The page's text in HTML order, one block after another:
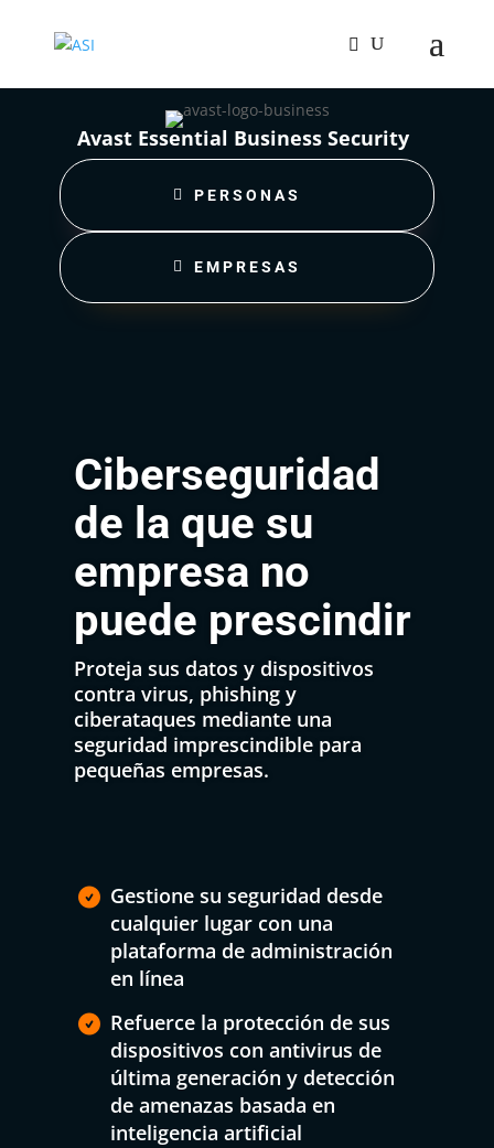
Avast Essential Business Security
PERSONAS
EMPRESAS
Ciberseguridad
de la que su
empresa no
puede prescindir
Proteja sus datos y dispositivos
contra virus, phishing y
ciberataques mediante una
seguridad imprescindible para
pequeñas empresas.
 Gestione su seguridad desde
cualquier lugar con una
plataforma de administración
en línea
 Refuerce la protección de sus
dispositivos con antivirus de
última generación y detección
de amenazas basada en
inteligencia artificial